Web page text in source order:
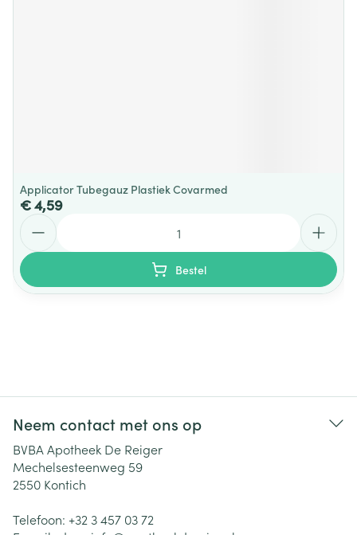
Applicator Tubegauz Plastiek Covarmed
€ 4,59
Bestel
Neem contact met ons op
BVBA Apotheek De Reiger
Mechelsesteenweg 59
2550 Kontich
Telefoon: +32 3 457 03 72